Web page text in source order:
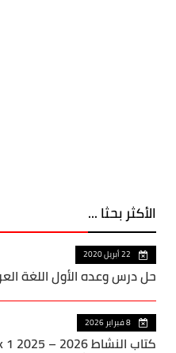
الأكثر بحثا ...
22 أبريل 2020
حل درس وعده الأول اللغة
8 فبراير 2026